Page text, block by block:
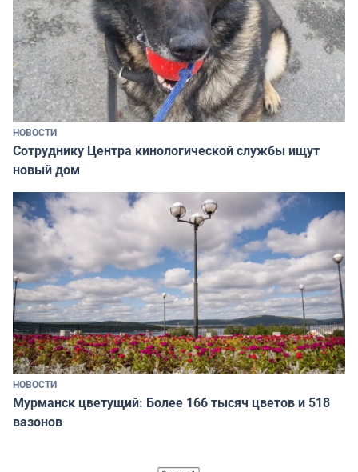
НОВОСТИ
Сотруднику Центра кинологической службы ищут
новый дом
НОВОСТИ
Мурманск цветущий: Более 166 тысяч цветов и 518
вазонов